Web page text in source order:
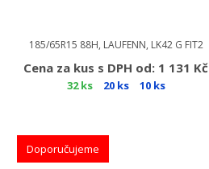
185/65R15 88H, LAUFENN, LK42 G FIT2
Cena za kus s DPH od: 1 131 Kč
32 ks 20 ks 10 ks
Doporučujeme